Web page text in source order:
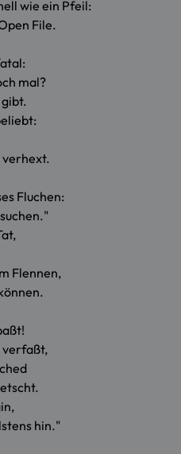
wie ein Pfeil:
File.
mal?
verhext.
Fluchen:
Flennen,
verfaßt,
hin."